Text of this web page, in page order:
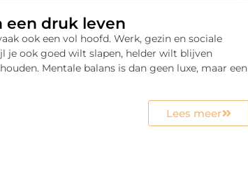
een druk leven
ook een vol hoofd. Werk, gezin en sociale
je ook goed wilt slapen, helder wilt blijven
Mentale balans is dan geen luxe, maar een
Lees meer